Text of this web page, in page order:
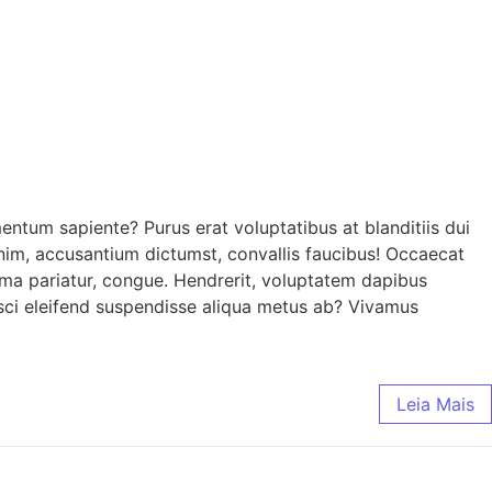
sapiente? Purus erat voluptatibus at blanditiis dui
accusantium dictumst, convallis faucibus! Occaecat
pariatur, congue. Hendrerit, voluptatem dapibus
eleifend suspendisse aliqua metus ab? Vivamus
Leia Mais